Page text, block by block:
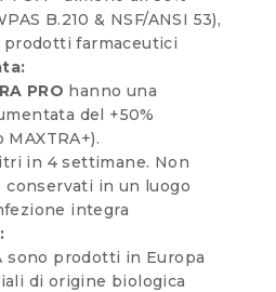
B.210 & NSF/ANSI 53),
farmaceutici
PRO hanno una
del +50%
in 4 settimane. Non
conservati in un luogo
integra
sono prodotti in Europa
di origine biologica